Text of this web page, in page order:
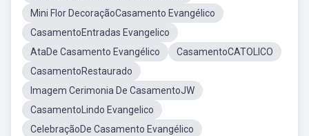
Mini Flor DecoraçãoCasamento Evangélico
CasamentoEntradas Evangelico
AtaDe Casamento Evangélico
CasamentoCATOLICO
CasamentoRestaurado
Imagem Cerimonia De CasamentoJW
CasamentoLindo Evangelico
CelebraçãoDe Casamento Evangélico